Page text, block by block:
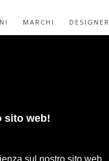
MARCHI DESIGNER
DI